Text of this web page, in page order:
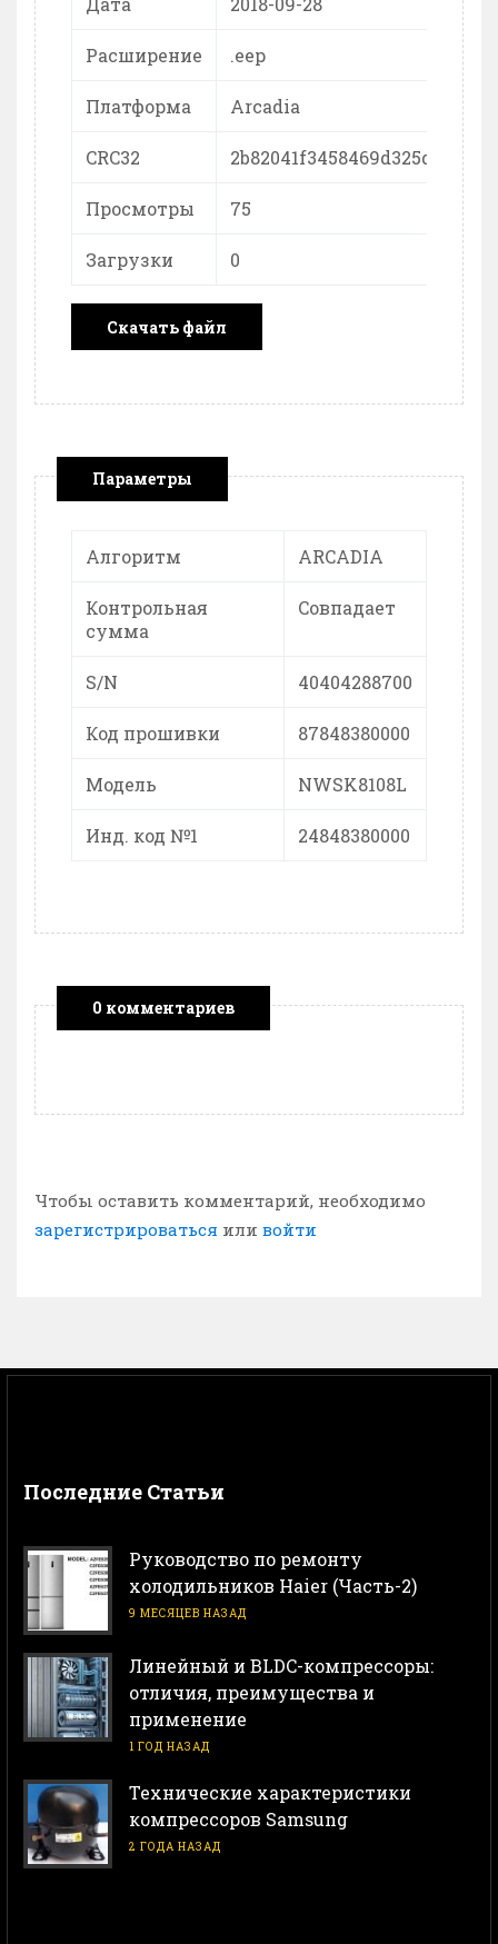
Расширение .eep
Платформа Arcadia
CRC32
Просмотры 75
Загрузки 0
Скачать файл
Параметры
Алгоритм ARCADIA
Контрольная
сумма
Cовпадает
S/N 40404288700
Код прошивки 87848380000
Модель NWSK8108L
Инд. код №1 24848380000
0 комментариев
Чтобы оставить комментарий, необходимо
зарегистрироваться или войти
Последние Статьи
Руководство по ремонту
холодильников Haier (Часть-2)
9 МЕСЯЦЕВ НАЗАД
Линейный и BLDC-компрессоры:
отличия, преимущества и
применение
1 ГОД НАЗАД
Технические характеристики
компрессоров Samsung
2 ГОДА НАЗАД